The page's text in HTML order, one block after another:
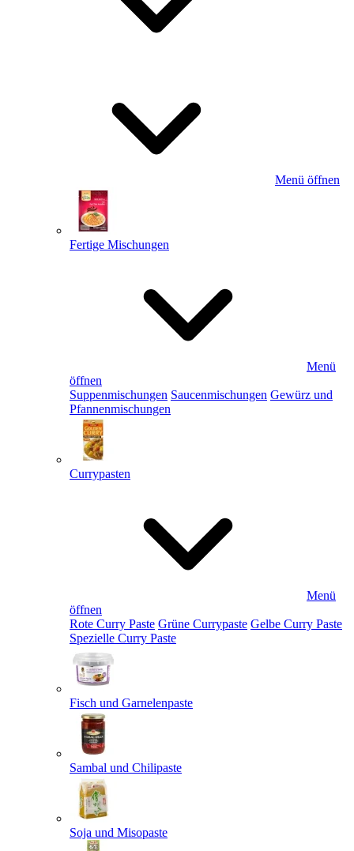
Menü öffnen
Fertige Mischungen
Menü
öffnen
Suppenmischungen Saucenmischungen Gewürz und
Pfannenmischungen
Currypasten
Menü
öffnen
Rote Curry Paste Grüne Currypaste Gelbe Curry Paste
Spezielle Curry Paste
Fisch und Garnelenpaste
Sambal und Chilipaste
Soja und Misopaste